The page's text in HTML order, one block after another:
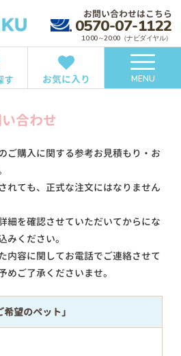
お問い合わせはこちら
0570-07-1122
10:00～20:00（ナビダイヤル）
す お気に入り MENU
合わせ
ご購入に関する参考お見積もり・お
れても、正式な注文にはなりません
細を確認させていただいてからにな
みください。
内容に関してお電話でご連絡させて
ご了承くださいませ。
希望のペット」